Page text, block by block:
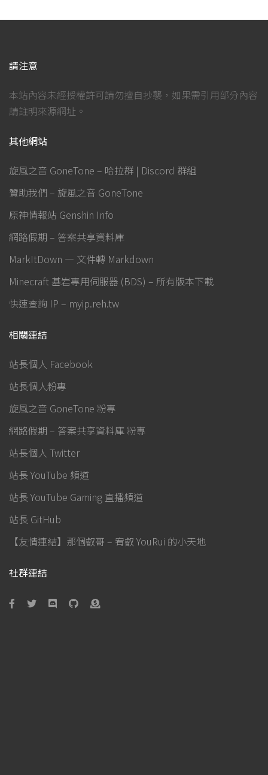
請注意
本站內容未經授權許可請勿擅自抄襲，如果需引用部分內容
請註明來源網址。
其他網站
旋風之音 GoneTone – 哈拉群 | Discord 群組
贊助我們 – 旋風之音 GoneTone
原神情報站 Genshin Info
網路假期 – 答案共享資料庫
MarkItDown — 文件轉 Markdown
Minecraft 基岩專用伺服器 (BDS) – 所有版本下載
快速查詢 IP – myip.reh.tw
相關連結
站長個人 Facebook
站長個人粉專
旋風之音 GoneTone 粉專
網路假期 – 答案共享資料庫 粉專
站長個人 Twitter
站長 YouTube 頻道
站長 YouTube Gaming 直播頻道
站長 GitHub
【友情連結】那個叡哥 – 宥叡 YouRui 的小天地
社群連結